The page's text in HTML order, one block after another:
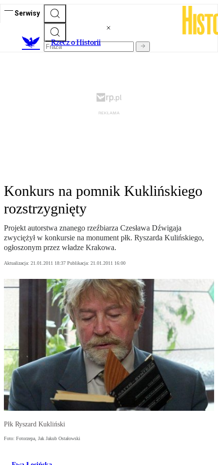
Serwisy
Rzecz o Historii
Konkurs na pomnik Kuklińskiego
rozstrzygnięty
Projekt autorstwa znanego rzeźbiarza Czesława Dźwigaja
zwyciężył w konkursie na monument płk. Ryszarda Kulińskiego,
ogłoszonym przez władze Krakowa.
Aktualizacja: 21.01.2011 18:37 Publikacja: 21.01.2011 16:00
Płk Ryszard Kukliński
Foto: Fotorzepa, Jak Jakub Ostałowski